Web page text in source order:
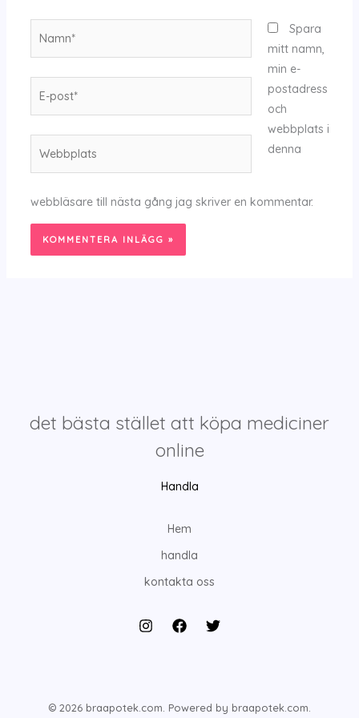
post*
Spara
mitt namn,
min e-
postadress
och
webbplats i
denna
webbläsare till nästa gång jag skriver en kommentar.
det bästa stället att köpa mediciner
online
Handla
Hem
handla
kontakta oss
© 2026 braapotek.com. Powered by braapotek.com.